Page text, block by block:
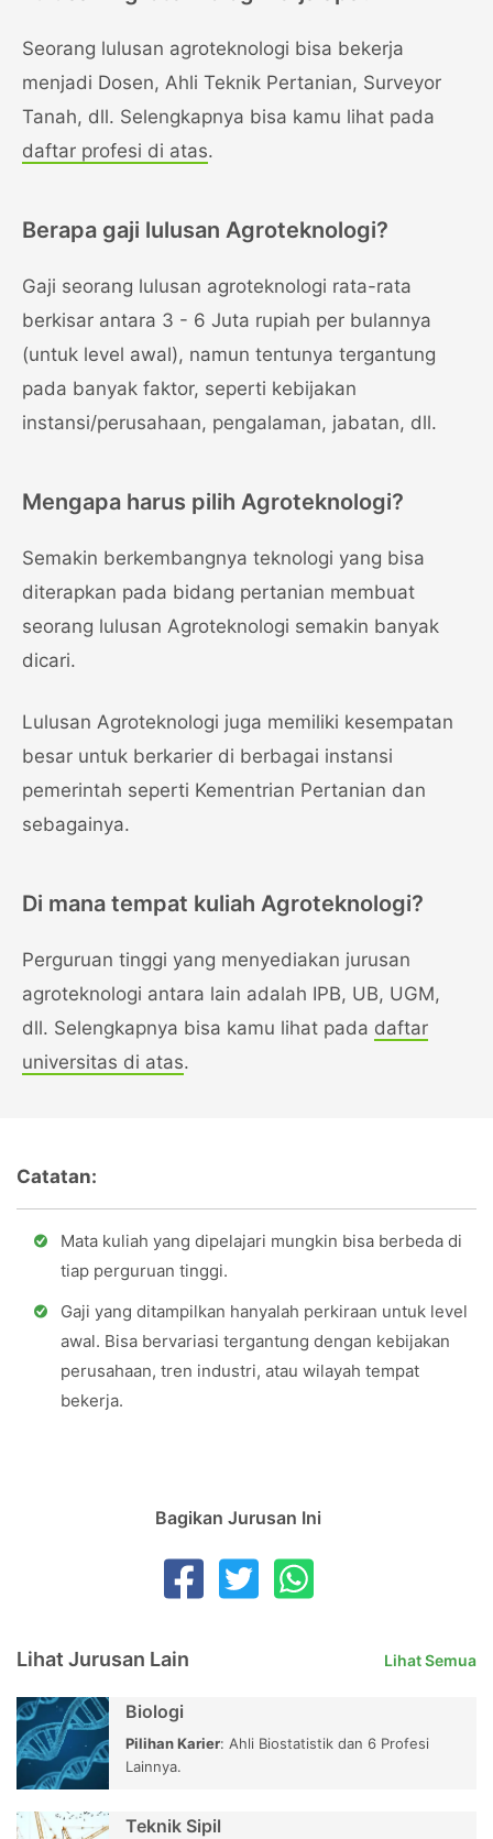
Seorang lulusan agroteknologi bisa bekerja
menjadi Dosen, Ahli Teknik Pertanian, Surveyor
Tanah, dll. Selengkapnya bisa kamu lihat pada
daftar profesi di atas.
Berapa gaji lulusan Agroteknologi?
Gaji seorang lulusan agroteknologi rata-rata
berkisar antara 3 - 6 Juta rupiah per bulannya
(untuk level awal), namun tentunya tergantung
pada banyak faktor, seperti kebijakan
instansi/perusahaan, pengalaman, jabatan, dll.
Mengapa harus pilih Agroteknologi?
Semakin berkembangnya teknologi yang bisa
diterapkan pada bidang pertanian membuat
seorang lulusan Agroteknologi semakin banyak
dicari.
Lulusan Agroteknologi juga memiliki kesempatan
besar untuk berkarier di berbagai instansi
pemerintah seperti Kementrian Pertanian dan
sebagainya.
Di mana tempat kuliah Agroteknologi?
Perguruan tinggi yang menyediakan jurusan
agroteknologi antara lain adalah IPB, UB, UGM,
dll. Selengkapnya bisa kamu lihat pada daftar
universitas di atas.
Catatan:
Mata kuliah yang dipelajari mungkin bisa berbeda di
tiap perguruan tinggi.
Gaji yang ditampilkan hanyalah perkiraan untuk level
awal. Bisa bervariasi tergantung dengan kebijakan
perusahaan, tren industri, atau wilayah tempat
bekerja.
Lihat Jurusan Lain Lihat Semua
Biologi
Pilihan Karier: Ahli Biostatistik dan 6 Profesi
Lainnya.
Teknik Sipil